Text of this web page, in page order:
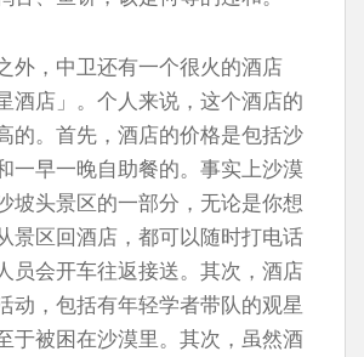
外，中卫还有一个很火的酒店
店」。个人来说，这个酒店的
的。首先，酒店的价格是包括沙
一早一晚自助餐的。事实上沙漠
坡头景区的一部分，无论是你想
景区回酒店，都可以随时打电话
员会开车往返接送。其次，酒店
动，包括有年轻学者带队的观星
于被困在沙漠里。其次，虽然酒